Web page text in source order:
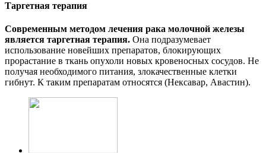
Таргетная терапия
Современным методом лечения рака молочной железы
является таргетная терапия. Она подразумевает
использование новейших препаратов, блокирующих
прорастание в ткань опухоли новых кровеносных сосудов. Не
получая необходимого питания, злокачественные клетки
гибнут. К таким препаратам относятся (Нексавар, Авастин).